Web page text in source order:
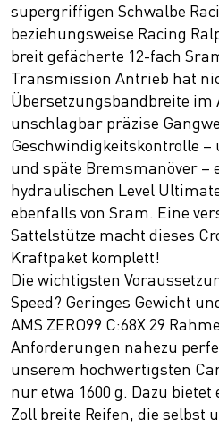
supergriffigen Schwalbe
beziehungsweise Racing
breit gefächerte 12-fach
Transmission Antrieb hat
Übersetzungsbandbreite im
unschlagbar präzise
Geschwindigkeitskontrolle –
und späte Bremsmanöver –
hydraulischen Level
ebenfalls von Sram. Eine
Sattelstütze macht dieses
Kraftpaket komplett!
Die wichtigsten
Speed? Geringes Gewicht
AMS ZERO99 C:68X 29
Anforderungen nahezu
unserem hochwertigsten
nur etwa 1600 g. Dazu
Zoll breite Reifen, die selbst